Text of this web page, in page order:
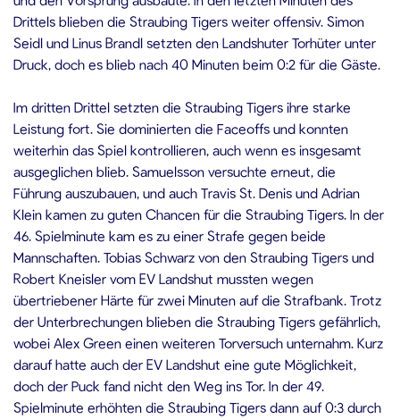
Drittels blieben die Straubing Tigers weiter offensiv. Simon
Seidl und Linus Brandl setzten den Landshuter Torhüter unter
Druck, doch es blieb nach 40 Minuten beim 0:2 für die Gäste.
Im dritten Drittel setzten die Straubing Tigers ihre starke
Leistung fort. Sie dominierten die Faceoffs und konnten
weiterhin das Spiel kontrollieren, auch wenn es insgesamt
ausgeglichen blieb. Samuelsson versuchte erneut, die
Führung auszubauen, und auch Travis St. Denis und Adrian
Klein kamen zu guten Chancen für die Straubing Tigers. In der
46. Spielminute kam es zu einer Strafe gegen beide
Mannschaften. Tobias Schwarz von den Straubing Tigers und
Robert Kneisler vom EV Landshut mussten wegen
übertriebener Härte für zwei Minuten auf die Strafbank. Trotz
der Unterbrechungen blieben die Straubing Tigers gefährlich,
wobei Alex Green einen weiteren Torversuch unternahm. Kurz
darauf hatte auch der EV Landshut eine gute Möglichkeit,
doch der Puck fand nicht den Weg ins Tor. In der 49.
Spielminute erhöhten die Straubing Tigers dann auf 0:3 durch